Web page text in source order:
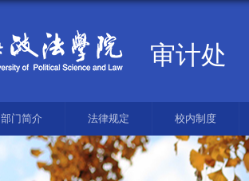
审计处
部门简介 法律规定 校内制度